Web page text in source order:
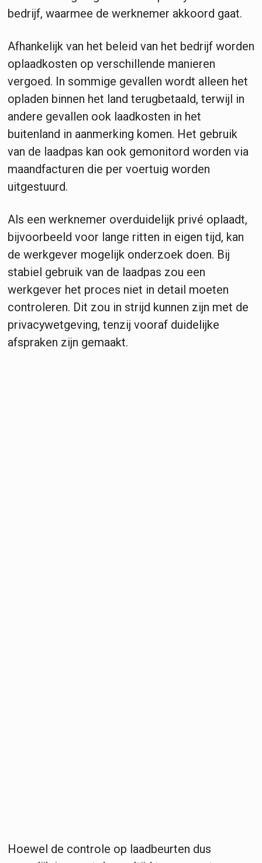
bedrijf, waarmee de werknemer akkoord gaat.
Afhankelijk van het beleid van het bedrijf worden
oplaadkosten op verschillende manieren
vergoed. In sommige gevallen wordt alleen het
opladen binnen het land terugbetaald, terwijl in
andere gevallen ook laadkosten in het
buitenland in aanmerking komen. Het gebruik
van de laadpas kan ook gemonitord worden via
maandfacturen die per voertuig worden
uitgestuurd.
Als een werknemer overduidelijk privé oplaadt,
bijvoorbeeld voor lange ritten in eigen tijd, kan
de werkgever mogelijk onderzoek doen. Bij
stabiel gebruik van de laadpas zou een
werkgever het proces niet in detail moeten
controleren. Dit zou in strijd kunnen zijn met de
privacywetgeving, tenzij vooraf duidelijke
afspraken zijn gemaakt.
Hoewel de controle op laadbeurten dus